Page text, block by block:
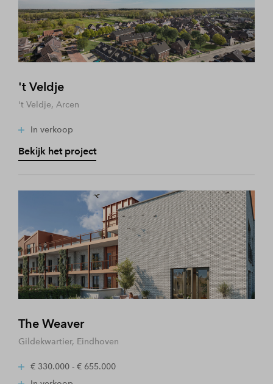
't Veldje
't Veldje, Arcen
In verkoop
Bekijk het project
The Weaver
Gildekwartier, Eindhoven
€ 330.000 - € 655.000